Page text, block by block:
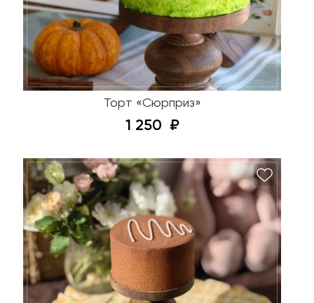
Торт «Сюрприз»
1 250